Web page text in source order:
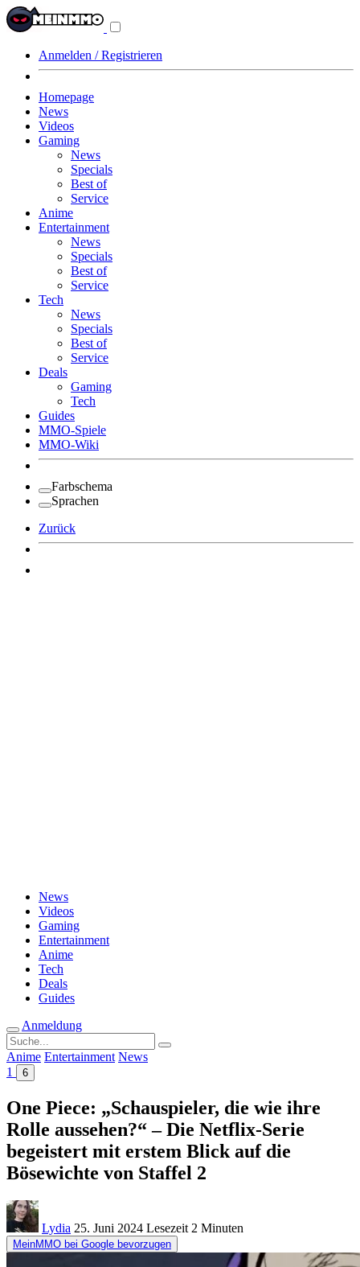
Anmelden / Registrieren
Homepage
News
Videos
Gaming
News
Specials
Best of
Service
Anime
Entertainment
News
Specials
Best of
Service
Tech
News
Specials
Best of
Service
Deals
Gaming
Tech
Guides
MMO-Spiele
MMO-Wiki
Farbschema
Sprachen
Zurück
News
Videos
Gaming
Entertainment
Anime
Tech
Deals
Guides
Anmeldung
Suche
nach:
Anime Entertainment News
1
6
One Piece: „Schauspieler, die wie ihre
Rolle aussehen?“ – Die Netflix-Serie
begeistert mit erstem Blick auf die
Bösewichte von Staffel 2
Lydia 25. Juni 2024 Lesezeit 2 Minuten
MeinMMO bei Google bevorzugen